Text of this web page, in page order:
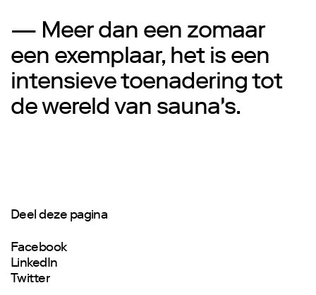
— Meer dan een zomaar
een exemplaar, het is een
intensieve toenadering tot
de wereld van sauna's.
Deel deze pagina
Facebook
LinkedIn
Twitter